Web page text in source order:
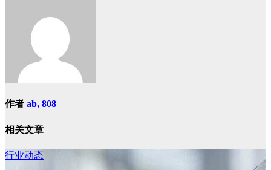
作者 ab, 808
相关文章
行业动态